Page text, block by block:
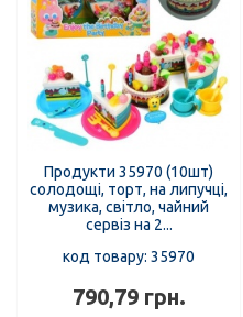
Продукти 35970 (10шт)
солодощі, торт, на липучці,
музика, світло, чайний
сервіз на 2...
код товару: 35970
790,79 грн.